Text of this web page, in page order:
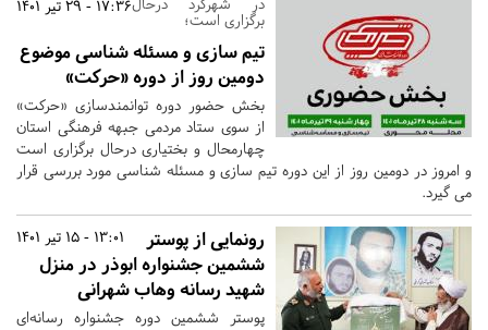
17:36 - 29 تیر 1401
برگزاری است؛
تیم سازی و مسئله شناسی موضوع
دومین روز از دوره «حرکت»
بخش حضور دوره توانمندسازی «حرکت»
از سوی ستاد مردمی جبهه فرهنگی استان
چهارمحال و بختیاری درحال برگزاری است
و امروز در دومین روز از این دوره تیم سازی و مسئله شناسی مورد بررسی قرار
می گیرد.
13:01 - 15 تیر 1401
رونمایی از پوستر
ششمین جشنواره ابوذر در منزل
شهید رسانه وهاب شهرانی
پوستر ششمین دوره جشنواره رسانه‌ای